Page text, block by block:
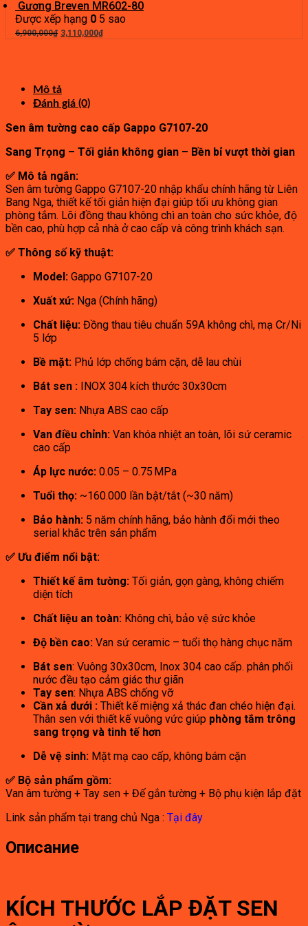
550,000₫.
gốc
là:
800,000₫.
hiện
tại
là:
Gương Breven MR602-80
Được xếp hạng 0 5 sao
6,900,000₫ Giá
3,110,000₫Giá
Mô tả
Đánh giá (0)
Sen âm tường cao cấp Gappo G7107-20
Sang Trọng – Tối giản không gian – Bền bỉ vượt thời gian
✅ Mô tả ngắn:
Sen âm tường Gappo G7107-20 nhập khẩu chính hãng từ Liên
Bang Nga, thiết kế tối giản hiện đại giúp tối ưu không gian
phòng tắm. Lõi đồng thau không chì an toàn cho sức khỏe, độ
bền cao, phù hợp cả nhà ở cao cấp và công trình khách sạn.
✅ Thông số kỹ thuật:
Model: Gappo G7107-20
Xuất xứ: Nga (Chính hãng)
Chất liệu: Đồng thau tiêu chuẩn 59A không chì, mạ Cr/Ni
5 lớp
Bề mặt: Phủ lớp chống bám cặn, dễ lau chùi
Bát sen :
INOX 304 kích thước 30x30cm
Tay sen: Nhựa ABS cao cấp
Van điều chỉnh: Van khóa nhiệt an toàn, lõi sứ ceramic
cao cấp
Áp lực nước: 0.05 – 0.75 MPa
Tuổi thọ: ~160.000 lần bật/tắt (~30 năm)
Bảo hành: 5 năm chính hãng, bảo hành đổi mới theo
serial khắc trên sản phẩm
✅ Ưu điểm nổi bật:
Thiết kế âm tường: Tối giản, gọn gàng, không chiếm
diện tích
Chất liệu an toàn: Không chì, bảo vệ sức khỏe
Độ bền cao: Van sứ ceramic – tuổi thọ hàng chục năm
Bát sen: Vuông 30x30cm, Inox 304 cao cấp. phân phối
nước đều tạo cảm giác thư giãn
Tay sen: Nhựa ABS chống vỡ
Cần xả dưới : Thiết kế miệng xả thác đan chéo hiện đại.
Thân sen với thiết kế vuông vức giúp phòng tắm trông
sang trọng và tinh tế hơn
Dễ vệ sinh: Mặt mạ cao cấp, không bám cặn
✅ Bộ sản phẩm gồm:
Van âm tường + Tay sen + Đế gắn tường + Bộ phụ kiện lắp đặt
Link sản phẩm tại trang chủ Nga : Tại đây
Описание
KÍCH THƯỚC LẮP ĐẶT SEN